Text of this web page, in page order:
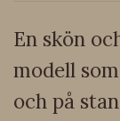
En skön
modell
och på